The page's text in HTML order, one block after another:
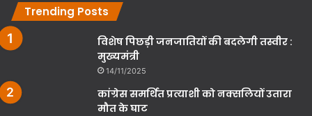
Trending Posts
विशेष पिछड़ी जनजातियों की बदलेगी तस्वीर :
मुख्यमंत्री
14/11/2025
कांग्रेस समर्थित प्रत्याशी को नक्सलियों उतारा
मौत के घाट